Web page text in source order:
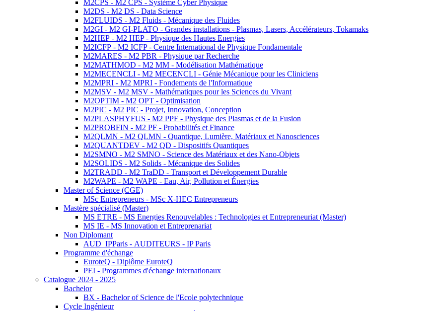
M2CPS - M2 CPS - Système Cyber Physique
M2DS - M2 DS - Data Science
M2FLUIDS - M2 Fluids - Mécanique des Fluides
M2GI - M2 GI-PLATO - Grandes installations - Plasmas, Lasers, Accélérateurs, Tokamaks
M2HEP - M2 HEP - Physique des Hautes Energies
M2ICFP - M2 ICFP - Centre International de Physique Fondamentale
M2MARES - M2 PBR - Physique par Recherche
M2MATHMOD - M2 MM - Modélisation Mathématique
M2MECENCLI - M2 MECENCLI - Génie Mécanique pour les Cliniciens
M2MPRI - M2 MPRI - Fondements de l'Informatique
M2MSV - M2 MSV - Mathématiques pour les Sciences du Vivant
M2OPTIM - M2 OPT - Optimisation
M2PIC - M2 PIC - Projet, Innovation, Conception
M2PLASPHYFUS - M2 PPF - Physique des Plasmas et de la Fusion
M2PROBFIN - M2 PF - Probabilités et Finance
M2QLMN - M2 QLMN - Quantique, Lumière, Matériaux et Nanosciences
M2QUANTDEV - M2 QD - Dispositifs Quantiques
M2SMNO - M2 SMNO - Science des Matériaux et des Nano-Objets
M2SOLIDS - M2 Solids - Mécanique des Solides
M2TRADD - M2 TraDD - Transport et Développement Durable
M2WAPE - M2 WAPE - Eau, Air, Pollution et Énergies
Master of Science (CGE)
MSc Entrepreneurs - MSc X-HEC Entrepreneurs
Mastère spécialisé (Master)
MS ETRE - MS Energies Renouvelables : Technologies et Entrepreneuriat (Master)
MS IE - MS Innovation et Entreprenariat
Non Diplomant
AUD_IPParis - AUDITEURS - IP Paris
Programme d'échange
EuroteQ - Diplôme EuroteQ
PEI - Programmes d'échange internationaux
Catalogue 2024 - 2025
Bachelor
BX - Bachelor of Science de l'Ecole polytechnique
Cycle Ingénieur